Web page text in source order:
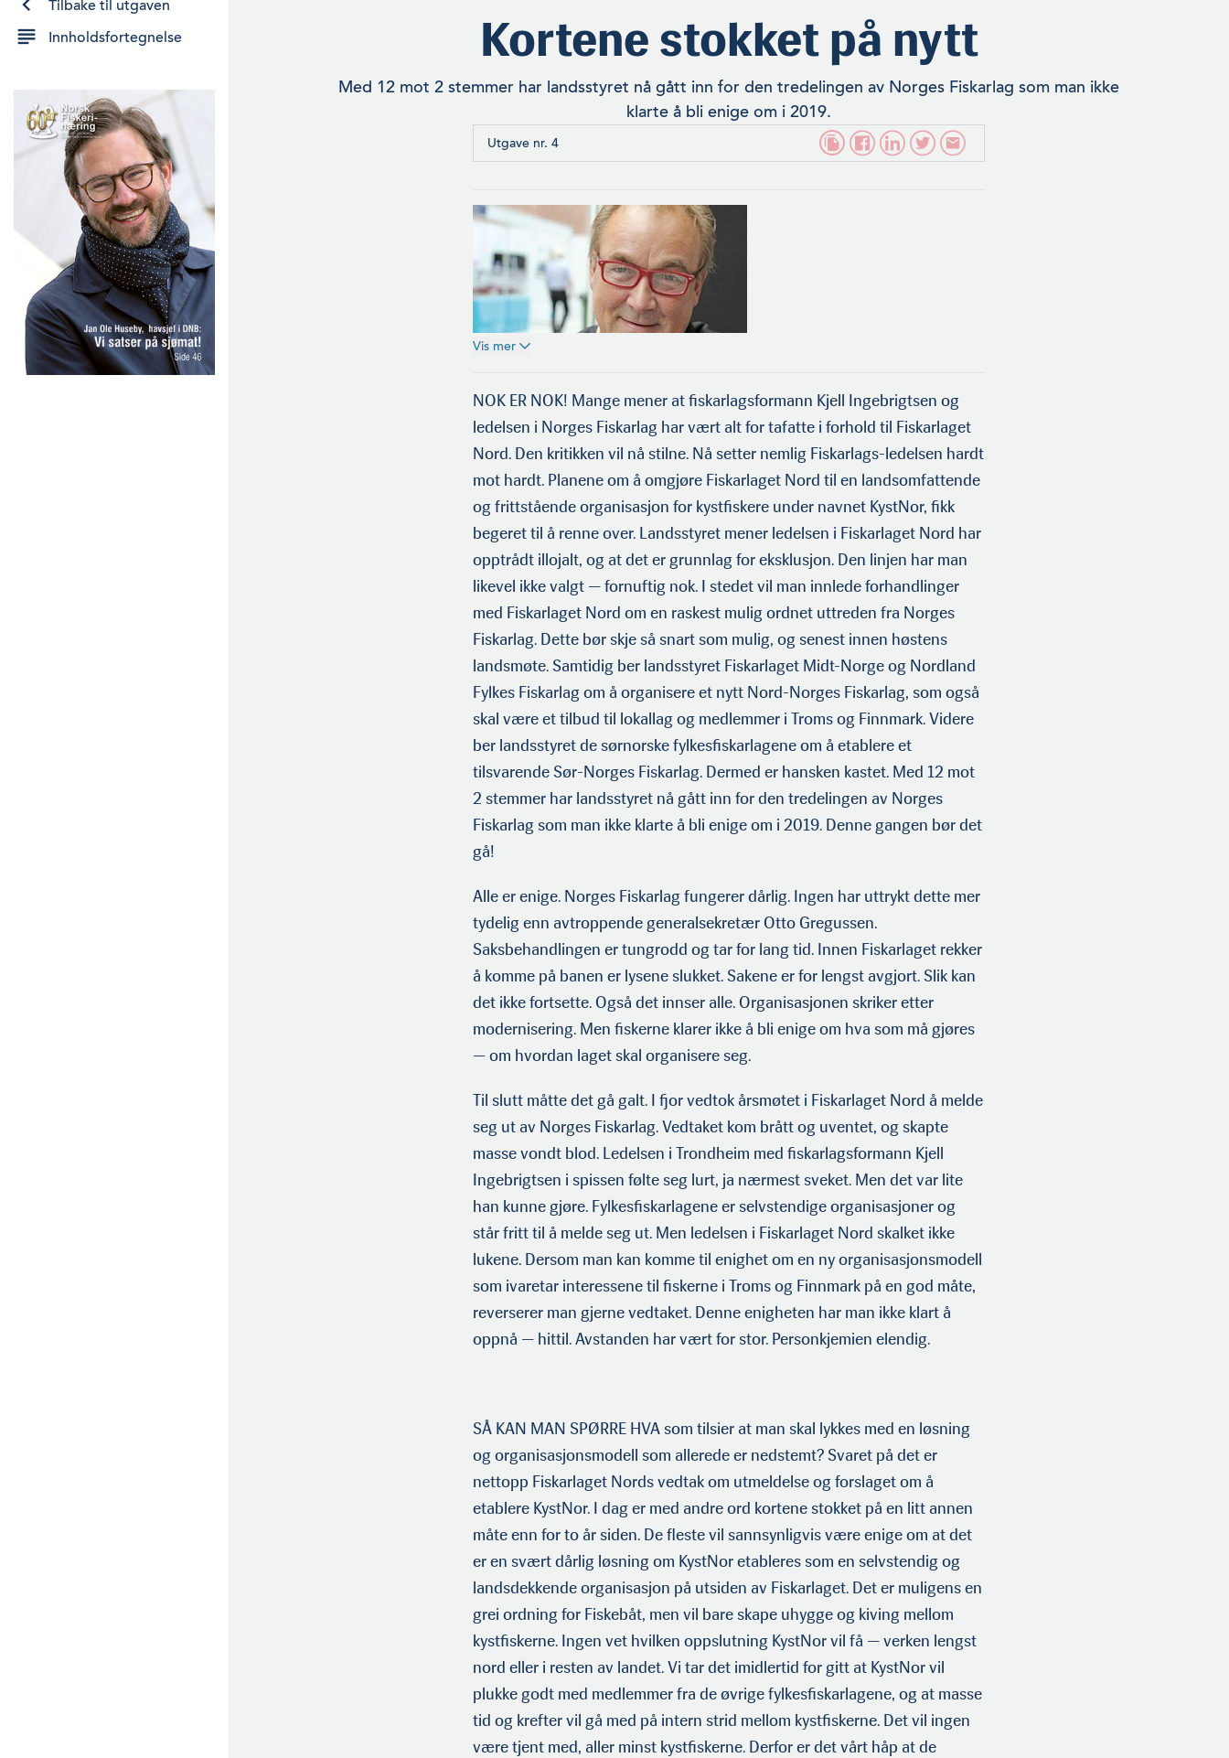
Tilbake til utgaven
Innholdsfortegnelse
Kortene stokket på nytt
Med 12 mot 2 stemmer har landsstyret nå gått inn for den tredelingen av Norges Fiskarlag som man ikke
klarte å bli enige om i 2019.
Utgave nr. 4
Redaktør Thorvald Tande
Vis mer
NOK ER NOK! Mange mener at fiskarlagsformann Kjell Ingebrigtsen og
ledelsen i Norges Fiskarlag har vært alt for tafatte i forhold til Fiskarlaget
Nord. Den kritikken vil nå stilne. Nå setter nemlig Fiskarlags-ledelsen hardt
mot hardt. Planene om å omgjøre Fiskarlaget Nord til en landsomfattende
og frittstående organi­sasjon for kystfiskere under navnet KystNor, fikk
begeret til å renne over. Landsstyret mener ledelsen i Fiskarlaget Nord har
opptrådt illojalt, og at det er grunnlag for eksklusjon. Den linjen har man
likevel ikke valgt — fornuftig nok. I stedet vil man innlede forhandlinger
med Fiskarlaget Nord om en raskest mulig ordnet uttreden fra Norges
Fiskarlag. Dette bør skje så snart som mulig, og senest innen høstens
landsmøte. Samtidig ber landsstyret Fiskarlaget Midt-Norge og Nordland
Fylkes Fiskarlag om å organisere et nytt Nord-Norges Fiskarlag, som også
skal være et tilbud til lokallag og medlemmer i Troms og Finnmark. Videre
ber landsstyret de sørnorske fylkesfiskarlagene om å etablere et
tilsvarende Sør-Norges Fiskarlag. Dermed er hansken kastet. Med 12 mot
2 stemmer har landsstyret nå gått inn for den tredelingen av Norges
Fiskarlag som man ikke klarte å bli enige om i 2019. Denne gangen bør det
gå!
Alle er enige. Norges Fiskarlag fungerer dårlig. Ingen har ut­trykt dette mer
tydelig enn avtroppende generalsekretær Otto Gregussen.
Saksbehandlingen er tungrodd og tar for lang tid. Innen Fiskarlaget rekker
å komme på banen er lysene slukket. Sakene er for lengst avgjort. Slik kan
det ikke fortsette. Også det innser alle. Organisasjonen skriker etter
modernisering. Men fiskerne klarer ikke å bli enige om hva som må gjøres
— om hvordan laget skal organisere seg.
Til slutt måtte det gå galt. I fjor vedtok årsmøtet i Fiskarlaget Nord å melde
seg ut av Norges Fiskarlag. Vedtaket kom brått og uventet, og skapte
masse vondt blod. Ledelsen i Trondheim med fiskarlagsformann Kjell
Ingebrigtsen i spissen følte seg lurt, ja nærmest sveket. Men det var lite
han kunne gjøre. Fylkesfiskarla­gene er selvstendige organisasjoner og
står fritt til å melde seg ut. Men ledelsen i Fiskarlaget Nord skalket ikke
lukene. Dersom man kan komme til enighet om en ny organisasjonsmodell
som ivare­tar interessene til fiskerne i Troms og Finnmark på en god måte,
reverserer man gjerne vedtaket. Denne enigheten har man ikke klart å
oppnå — hittil. Avstanden har vært for stor. Personkje­mien elendig.
SÅ KAN MAN SPØRRE HVA som tilsier at man skal lykkes med en løsning
og organisasjonsmodell som allerede er nedstemt? Svaret på det er
nettopp Fiskarlaget Nords vedtak om utmeldelse og forslaget om å
etablere KystNor. I dag er med andre ord kortene stokket på en litt annen
måte enn for to år siden. De fleste vil sannsynligvis være enige om at det
er en svært dårlig løsning om KystNor etableres som en selvstendig og
landsdekkende organisas­jon på utsiden av Fiskarlaget. Det er muligens en
grei ordning for Fiskebåt, men vil bare skape uhygge og kiving mellom
kystfis­kerne. Ingen vet hvilken oppslutning KystNor vil få — verken lengst
nord eller i resten av landet. Vi tar det imidlertid for gitt at KystNor vil
plukke godt med medlemmer fra de øvrige fylkesfiskarlagene, og at masse
tid og krefter vil gå med på intern strid mellom kystfiskerne. Det vil ingen
være tjent med, aller minst kystfiskerne. Derfor er det vårt håp at de